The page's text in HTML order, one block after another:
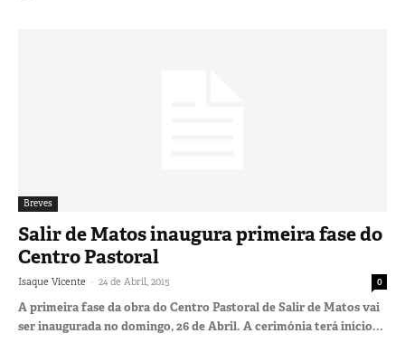
Breves
Salir de Matos inaugura primeira fase do
Centro Pastoral
Isaque Vicente - 24 de Abril, 2015 0
A primeira fase da obra do Centro Pastoral de Salir de Matos vai
ser inaugurada no domingo, 26 de Abril. A cerimónia terá início...